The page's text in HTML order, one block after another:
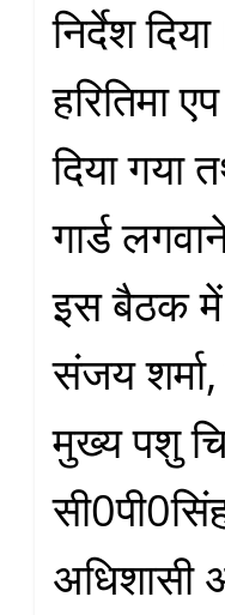
निर्देश
हरितिमा
दिया गया
गार्ड
इस बैठक में
संजय
मुख्य पशु
अधिशासी